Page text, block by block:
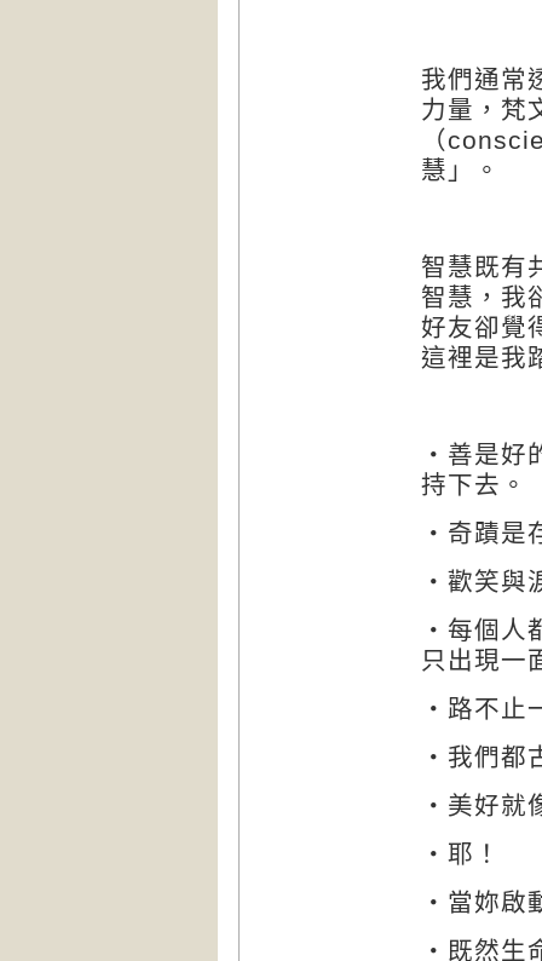
我們通常
力量，梵
（
慧」。
智慧既有
智慧，我
好友卻覺
這裡是我
‧善是好
持下去。
‧奇蹟是
‧歡笑與
‧每個人
只出現一
‧路不止
‧我們都
‧美好就
‧耶！
‧當妳啟
‧既然生